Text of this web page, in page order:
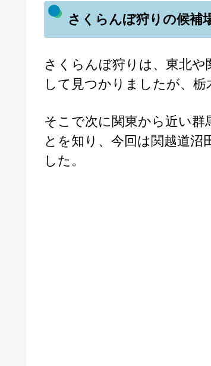
さくらんぼ狩りの候補
さくらんぼ狩りは、東北や
して見つかりましたが、栃
そこで次に関東から近い
とを知り、今回は関越道沼
した。